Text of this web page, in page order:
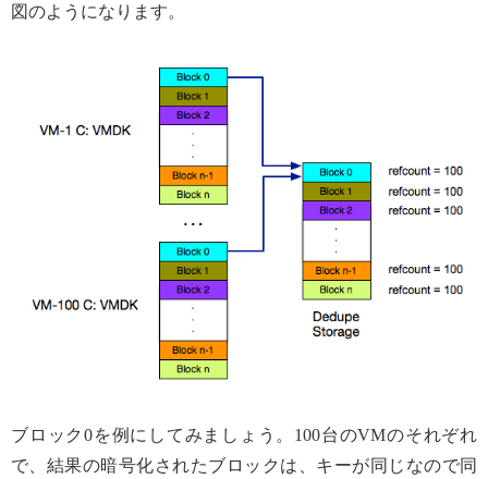
図のようになります。
ブロック0を例にしてみましょう。100台のVMのそれぞれ
で、結果の暗号化されたブロックは、キーが同じなので同